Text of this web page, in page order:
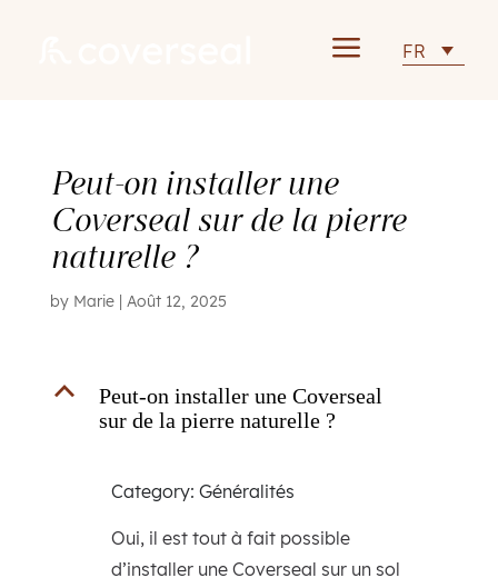
a FR
Peut-on installer une
Coverseal sur de la pierre
naturelle ?
by Marie| Août 12, 2025
B
Peut-on installer une Coverseal
sur de la pierre naturelle ?
Category: Généralités
Oui, il est tout à fait possible
d’installer une Coverseal sur un sol